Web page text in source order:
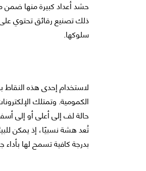
حشد أعداد كبيرة منها ضمن
ذلك تصنيع رقائق تحتوي على
سلوكها.
لاستخدام إحدى هذه النقاط
الكمومية. وتمتلك
حالة لف إلى أعلى أو إلى
تُعد هشة نسبيًا، إذ يمكن
بدرجة كافية تسمح لها بأداء